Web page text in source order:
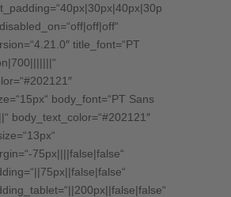
title_font=“PT
body_font=“PT Sans
body_text_color=“#202121″
75px||||false|false“